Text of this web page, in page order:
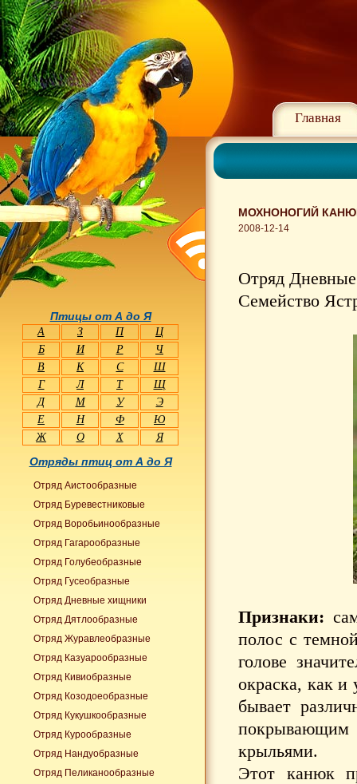
Главная
МОХНОНОГИЙ
2008-12-14
Отряд
Семейство
Признаки:
полос с
голове
окраска, как и
бывает
покрывающим
крыльями.
Этот канюк
Птицы от А до Я
А З П
Ц
Б
И Р
Ч
В
К С
Ш
Г
Л Т
Щ
Д
М У
Э
Е
Н Ф
Ю
Ж
О Х Я
Отряды птиц от А до Я
Отряд Аистообразные
Отряд Буревестниковые
Отряд Воробьинообразные
Отряд Гагарообразные
Отряд Голубеобразные
Отряд Гусеобразные
Отряд Дневные хищники
Отряд Дятлообразные
Отряд Журавлеобразные
Отряд Казуарообразные
Отряд Кивиобразные
Отряд Козодоеобразные
Отряд Кукушкообразные
Отряд Курообразные
Отряд Нандуобразные
Отряд Пеликанообразные